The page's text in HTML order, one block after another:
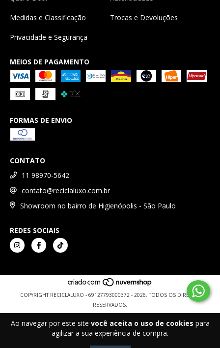
Ao navegar por este site você aceita o uso de cookies para
agilizar a sua experiência de compra.
Medidas e Classificação Trocas e Devoluções
Privacidade e Segurança
MEIOS DE PAGAMENTO
FORMAS DE ENVIO
CONTATO
11 98970-5642
contato@reciclaluxo.com.br
Showroom no bairro de Higienópolis - São Paulo
REDES SOCIAIS
COPYRIGHT RECICLALUXO - 69127793000372 - 2026. TODOS OS DIREITOS
RESERVADOS.